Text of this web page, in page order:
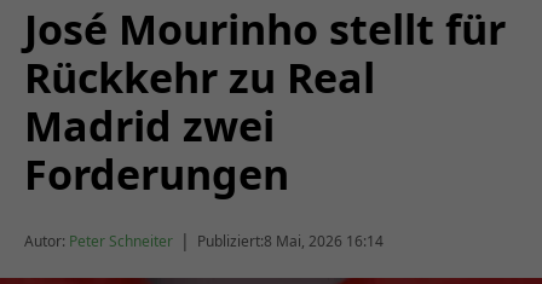
José Mourinho stellt für
Rückkehr zu Real
Madrid zwei
Forderungen
Autor: Peter Schneiter | Publiziert:8 Mai, 2026 16:14